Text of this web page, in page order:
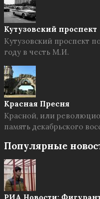
Кутузовский проспект
Кутузовский проспект
году в честь М.И.
Красная Пресня
Красной, или
память декабрьского
Популярные